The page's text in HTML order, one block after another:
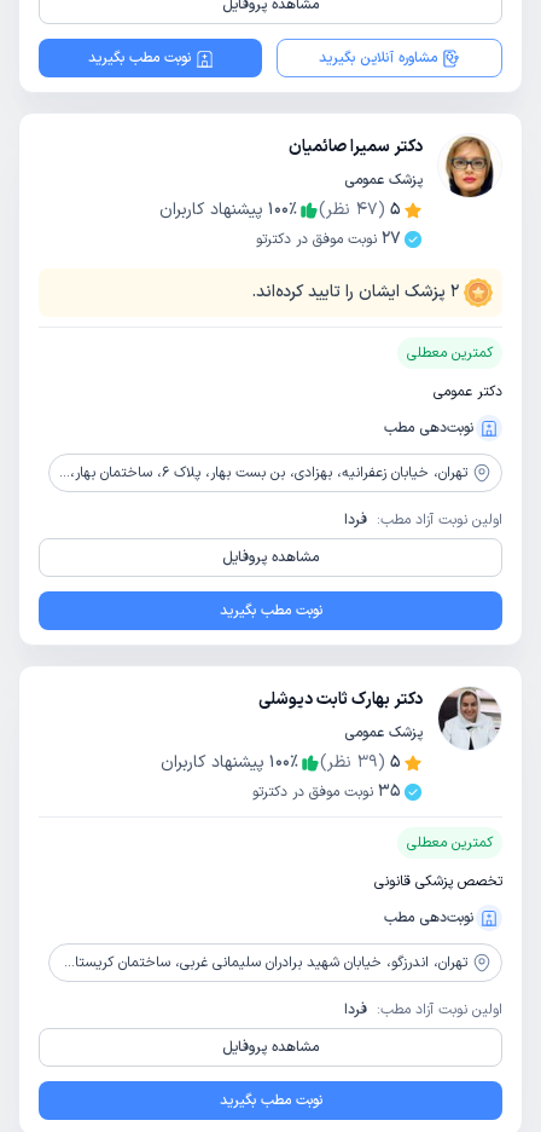
مشاهده پروفایل
مشاوره آنلاین بگیرید نوبت مطب بگیرید
دکتر سمیرا صائمیان
پزشک عمومی
5
(
47 نظر) 100٪
پیشنهاد کاربران
27 نوبت موفق در دکترتو
2 پزشک ایشان را تایید کرده‌اند.
کمترین معطلی
دکتر عمومی
نوبت‌دهی مطب
تهران، خیابان زعفرانیه، بهزادی، بن بست بهار، پلاک 6، ساختمان بهار، طبقه سوم شرقی
اولین نوبت آزاد مطب: فردا
مشاهده پروفایل
نوبت مطب بگیرید
دکتر بهارک ثابت دیوشلی
پزشک عمومی
5
(
39 نظر) 100٪
پیشنهاد کاربران
35 نوبت موفق در دکترتو
کمترین معطلی
تخصص پزشکی قانونی
نوبت‌دهی مطب
تهران، اندرزگو، خیابان شهید برادران سلیمانی غربی، ساختمان کریستال، پلاک 102، طبقه 2، واحد 12
اولین نوبت آزاد مطب: فردا
مشاهده پروفایل
نوبت مطب بگیرید